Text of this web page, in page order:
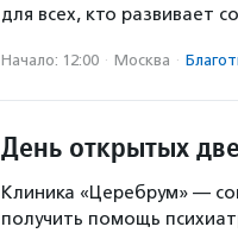
для всех, кто развивает
Начало: 12:00 · Москва ·
День открытых
Клиника «Церебрум» —
получить помощь